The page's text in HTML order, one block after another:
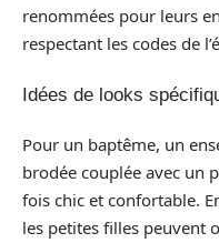
renommées pour leurs
respectant les codes de
Idées de looks
Pour un baptême, un
brodée couplée avec un
fois chic et confortable.
les petites filles peuvent